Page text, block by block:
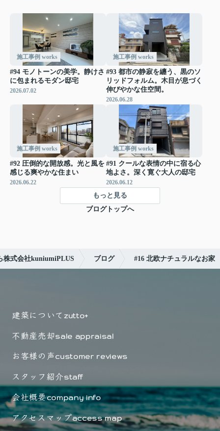
施工事例 works
#94 モノトーンの美学。静けさ
に包まれるモダン邸宅
2026.07.02
施工事例 works
#93 都市の静寂を纏う、黒のソ
リッドフォルム。木目が息づく
伸びやかな住空間。
2026.06.28
施工事例 works
#92 圧倒的な開放感。光と風を
感じる爽やかな住まい
2026.06.22
施工事例 works
#91 クールな表情の中に宿る心
地よさ。深く寛ぐ大人の邸宅
2026.06.12
もっと見る
ブログトップへ
株式会社kuniumiPLUS ブログ #16 北欧ナチュラルなお家
建築について zutto+
不動産売却sale appraisal
お客様の声customer reviews
スタッフ紹介staff
会社概要company info
アクセスマップaccess map